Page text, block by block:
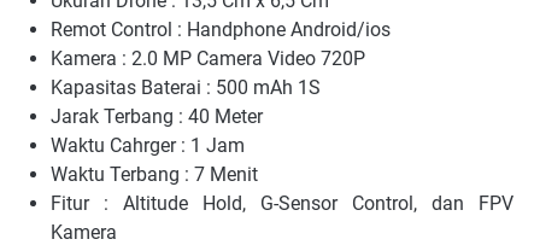
Remot Control : Handphone Android/ios
Kamera : 2.0 MP Camera Video 720P
Kapasitas Baterai : 500 mAh 1S
Jarak Terbang : 40 Meter
Waktu Cahrger : 1 Jam
Waktu Terbang : 7 Menit
Fitur : Altitude Hold, G-Sensor Control, dan FPV
Kamera